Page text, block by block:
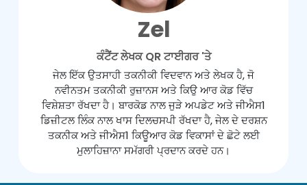
Zel
ਕੰਟੈਂਟ ਲੇਖਕ QR ਟਾਈਗਰ 'ਤੇ
ਜੇਲ ਇੱਕ ਉਤਸਾਹੀ ਤਕਨੀਕੀ ਵਿਦਵਾਨ ਅਤੇ ਲੇਖਕ ਹੈ, ਜੋ
ਨਵੀਨਤਮ ਤਕਨੀਕੀ ਰੁਜ਼ਾਨਸ ਅਤੇ ਕਿਉ ਆਰ ਕੋਡ ਵਿੱਚ
ਵਿਸ਼ੇਸ਼ਤਾ ਰੱਖਦਾ ਹੈ। ਬਾਰਕੋਡ ਨਾਲ ਜੁੜੇ ਅਪਡੇਟ ਅਤੇ ਜੀਐਸ1
ਡਿਜ਼ੀਟਲ ਲਿੰਕ ਨਾਲ ਖਾਸ ਦਿਲਚਸਪੀ ਰੱਖਦਾ ਹੈ, ਜੇਲ ਦੇ ਦਰਸ਼ਨ
ਤਕਨੀਕ ਅਤੇ ਜੀਐਸ1 ਕਿਊਆਰ ਕੋਡ ਵਿਕਾਸਾਂ ਦੇ ਛੋਟੇ ਲਈ
ਮੁਲਾਹਿਜ਼ਾਨਾ ਸਮੱਗਰੀ ਪ੍ਰਦਾਨ ਕਰਦੇ ਹਨ।